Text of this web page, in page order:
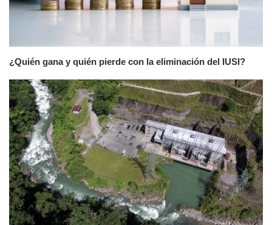
¿Quién gana y quién pierde con la eliminación del IUSI?